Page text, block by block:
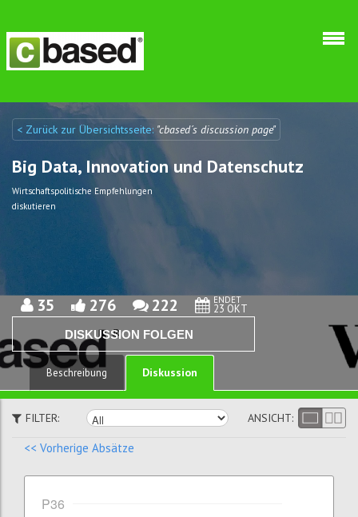
Discuto
Discuto
< Zurück zur Übersichtsseite: "cbased´s discussion page"
Big Data, Innovation und Datenschutz
Wirtschaftspolitische Empfehlungen
diskutieren
35 276 222 ENDET
23 OKT
DISKUSSION FOLGEN
Beschreibung Diskussion
FILTER: ANSICHT:
<< Vorherige Absätze
P36